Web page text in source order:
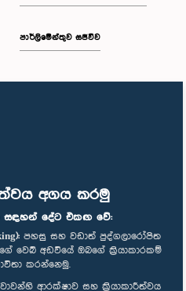
අගය කරමු
දේට එකඟ වේ:
පහසු සහ වඩාත් පුද්ගලාරෝපිත
වෙබ් අඩවියේ ඔබගේ ක්‍රියාකාරකම්
කරන්නෙමු.
ආරක්ෂාව සහ ක්‍රියාකාරීත්වය
පාර්ලිමේන්තුව සජීවීව